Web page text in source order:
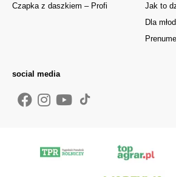
Jak to
Dla
Czapka z daszkiem – Profi
social media